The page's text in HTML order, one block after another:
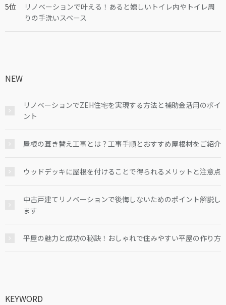
リノベーションで叶える！あると嬉しいトイレ内やトイレ周
りの手洗いスペース
NEW
リノベーションでZEH住宅を実現する方法と補助金活用のポイ
ント
屋根の葺き替え工事とは？工事手順とおすすめ屋根材をご紹介
ウッドデッキに屋根を付けることで得られるメリットと注意点
中古戸建てリノベーションで後悔しないためのポイント解説し
ます
平屋の魅力と成功の秘訣！おしゃれで住みやすい平屋の作り方
KEYWORD